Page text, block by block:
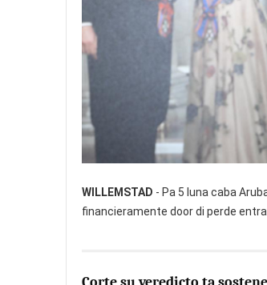
WILLEMSTAD - Pa 5 luna caba
financieramente door di perde